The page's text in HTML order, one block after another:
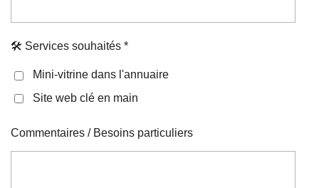
🛠️ Services souhaités *
Mini-vitrine dans l'annuaire
Site web clé en main
Commentaires / Besoins particuliers